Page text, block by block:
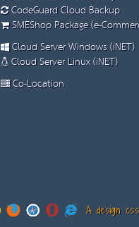
CodeGuard Cloud Backup
SMEShop Package (e-
Cloud Server Windows (iNET)
Cloud Server Linux (iNET)
Co-Location
A design